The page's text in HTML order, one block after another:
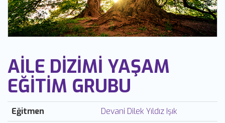
AILE DIZIMI YAŞAM
EĞITIM GRUBU
Eğitmen
Devani Dilek Yıldız Işık